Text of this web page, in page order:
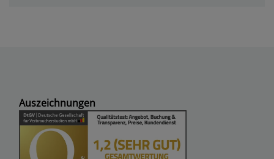
Auszeichnungen